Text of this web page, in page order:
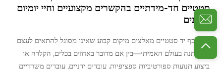
סטטיים חד-מידתיים בהקשרים מקצועיים וחיי יומיום
מגוונים
מגפי כף יד סטטיים מאלצים מיקום קבוע שאינו מסוגל להתאים לעצם
המשתנה בעולם האמיתי—בין אם מדובר באחזים בכלים, הקלדה או
ביצוע תנועות ספורטיביות ספציפיות. עובדים ידניים, עובדים משרדיים